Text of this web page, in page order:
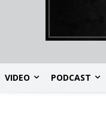
VIDEO PODCAST